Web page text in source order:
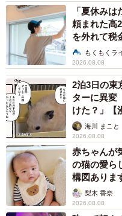
「夏休み
頼まれた高
を外れて税
説】もくもくラ
2026.08.08
2泊3日の東
ターに異変
けた？」【
海川 まこと
2026.08.08
赤ちゃんが
の猫の愛
構図ありま
梨木 香奈
2026.08.08